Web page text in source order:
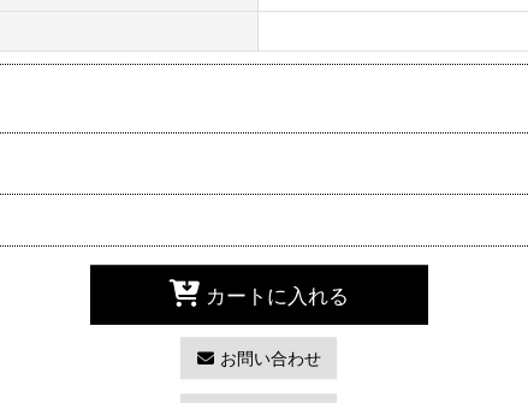
カートに入れる
お問い合わせ